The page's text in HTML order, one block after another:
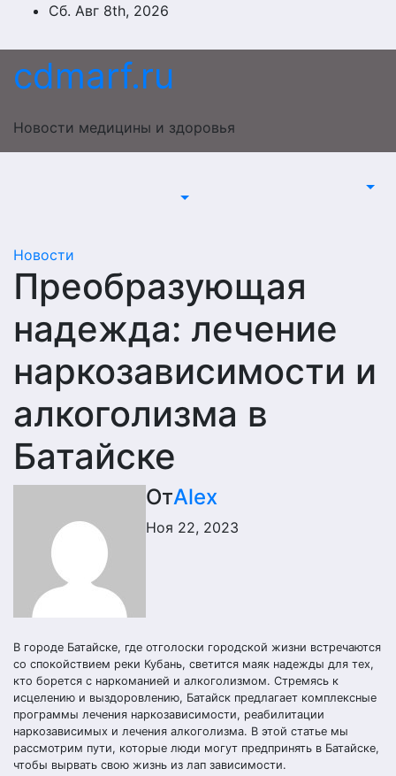
Перейти
содержимому
Сб. Авг 8th, 2026
cdmarf.ru
Новости медицины и здоровья
Новости
Преобразующая
надежда: лечение
наркозависимости и
алкоголизма в
Батайске
ОтAlex
Ноя 22, 2023
В городе Батайске, где отголоски городской жизни встречаются
со спокойствием реки Кубань, светится маяк надежды для тех,
кто борется с наркоманией и алкоголизмом. Стремясь к
исцелению и выздоровлению, Батайск предлагает комплексные
программы лечения наркозависимости, реабилитации
наркозависимых и лечения алкоголизма. В этой статье мы
рассмотрим пути, которые люди могут предпринять в Батайске,
чтобы вырвать свою жизнь из лап зависимости.